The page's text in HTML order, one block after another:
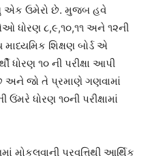
એક ઉમેરો છે. મુજબ હવે
ધોરણ ૮,૯,૧૦,૧૧ અને ૧૨ની
શિક્ષણ બોર્ડ એ
ધોરણ ૧૦ ની પરીક્ષા આપી
અને જો તે પ્રમાણે ગણવામાં
ઉંમરે ધોરણ ૧૦ની પરીક્ષામાં
પ્રવૃત્તિથી આર્થિક